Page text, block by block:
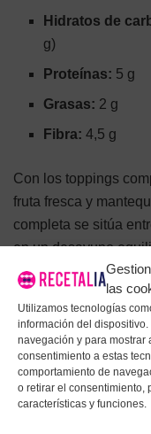
las
Utilizamos tecnologías
información del
navegación y para mostrar
consentimiento a estas
comportamiento de
o retirar el consentimiento,
características y funciones.
Hidratos de
g)
Proteínas: 5 g
Grasas: 2 g
Fibra: 4,5 g
Con los toppings
fruta fresca y
completa se sitúa
en un desayuno
añadir azúcar
CONSEJOS
BOWL QUEDE
Congela el
empieza a